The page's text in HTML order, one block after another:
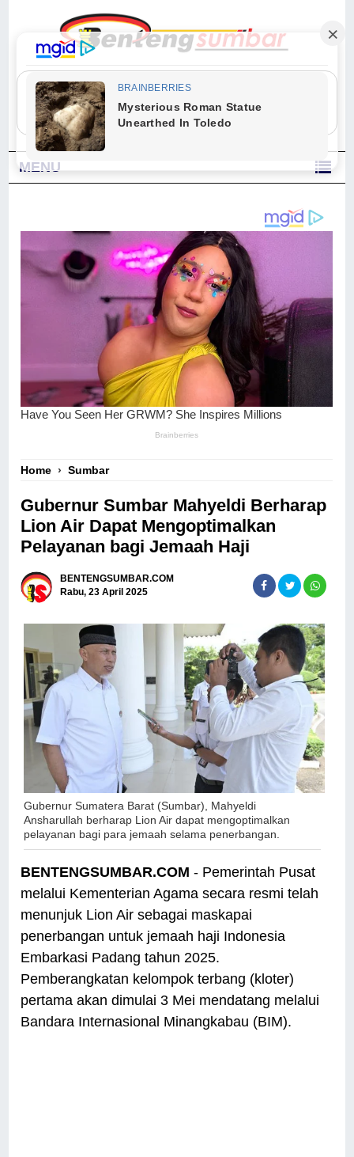
"Sesungguhnya Allah dan para malaikat-Nya berselawat untuk Nabi.
Wahai orang-orang yang beriman, berselawatlah kamu untuk Nabi dan
ucapkanlah salam dengan penuh penghormatan kepadanya." (Qs. Al
Ahzab Ayat 56)
MENU
Home ›Sumbar
Gubernur Sumbar Mahyeldi Berharap
Lion Air Dapat Mengoptimalkan
Pelayanan bagi Jemaah Haji
BENTENGSUMBAR.COM
Rabu, 23 April 2025
Gubernur Sumatera Barat (Sumbar), Mahyeldi
Ansharullah berharap Lion Air dapat mengoptimalkan
pelayanan bagi para jemaah selama penerbangan.
BENTENGSUMBAR.COM - Pemerintah Pusat
melalui Kementerian Agama secara resmi telah
menunjuk Lion Air sebagai maskapai
penerbangan untuk jemaah haji Indonesia
Embarkasi Padang tahun 2025.
Pemberangkatan kelompok terbang (kloter)
pertama akan dimulai 3 Mei mendatang melalui
Bandara Internasional Minangkabau (BIM).